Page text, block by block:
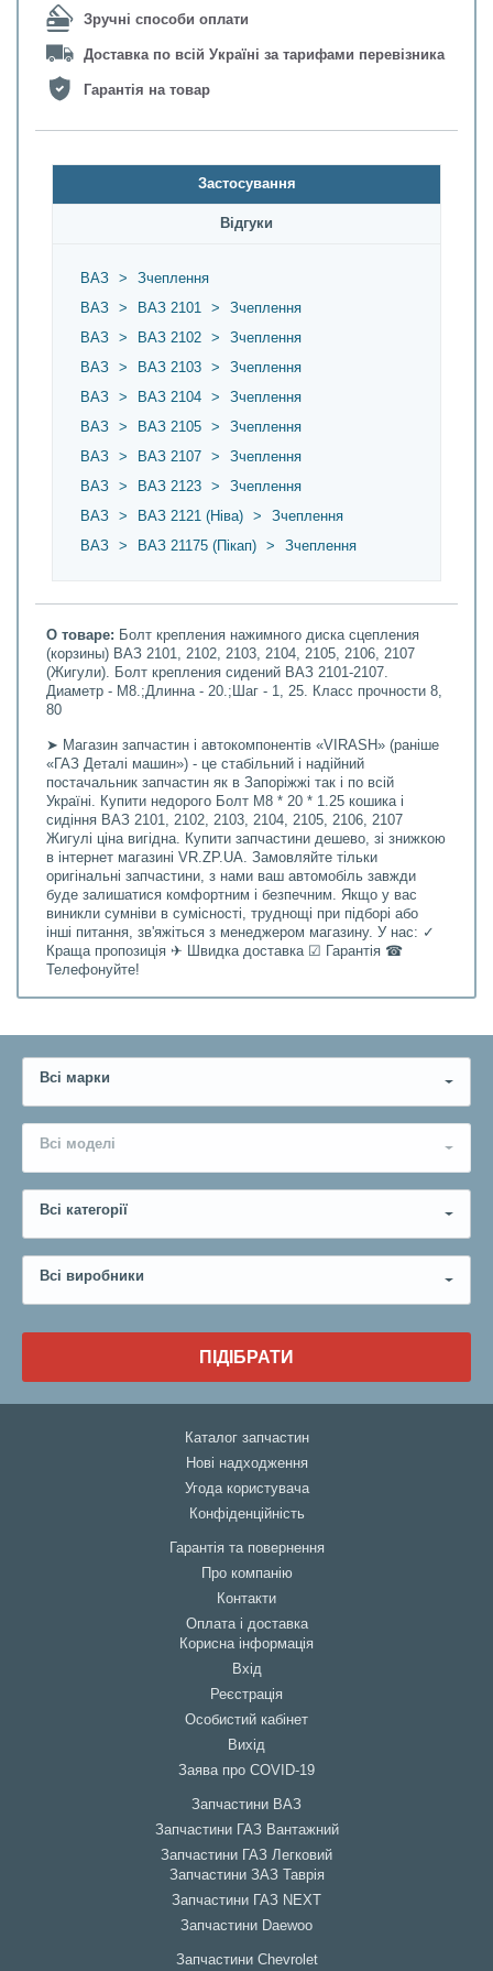
Зручні способи оплати
Доставка по всій Україні за тарифами перевізника
Гарантія на товар
Застосування
Відгуки
ВАЗ >
Зчеплення
ВАЗ
> ВАЗ 2101 >
Зчеплення
ВАЗ
> ВАЗ 2102 >
Зчеплення
ВАЗ
> ВАЗ 2103 >
Зчеплення
ВАЗ
> ВАЗ 2104 >
Зчеплення
ВАЗ
> ВАЗ 2105 >
Зчеплення
ВАЗ
> ВАЗ 2107 >
Зчеплення
ВАЗ
> ВАЗ 2123 >
Зчеплення
ВАЗ
> ВАЗ 2121 (Ніва) >
Зчеплення
ВАЗ
> ВАЗ 21175 (Пікап) > Зчеплення
О товаре: Болт крепления нажимного диска сцепления
(корзины) ВАЗ 2101, 2102, 2103, 2104, 2105, 2106, 2107
(Жигули). Болт крепления сидений ВАЗ 2101-2107.
Диаметр - М8.;Длинна - 20.;Шаг - 1, 25. Класс прочности 8,
80
➤ Магазин запчастин і автокомпонентів «VIRASH» (раніше
«ГАЗ Деталі машин») - це стабільний і надійний
постачальник запчастин як в Запоріжжі так і по всій
Україні. Купити недорого Болт М8 * 20 * 1.25 кошика і
сидіння ВАЗ 2101, 2102, 2103, 2104, 2105, 2106, 2107
Жигулі ціна вигідна. Купити запчастини дешево, зі знижкою
в інтернет магазині VR.ZP.UA. Замовляйте тільки
оригінальні запчастини, з нами ваш автомобіль завжди
буде залишатися комфортним і безпечним. Якщо у вас
виникли сумніви в сумісності, труднощі при підборі або
інші питання, зв'яжіться з менеджером магазину. У нас: ✓
Краща пропозиція ✈ Швидка доставка ☑ Гарантія ☎
Телефонуйте!
Всі марки
Всі моделі
Всі категорії
Всі виробники
ПІДІБРАТИ
Каталог запчастин
Нові надходження
Угода користувача
Конфіденційність
Гарантія та повернення
Про компанію
Контакти
Оплата і доставка
Корисна інформація
Вхід
Реєстрація
Особистий кабінет
Вихід
Заява про COVID-19
Запчастини ВАЗ
Запчастини ГАЗ Вантажний
Запчастини ГАЗ Легковий
Запчастини ЗАЗ Таврія
Запчастини ГАЗ NEXT
Запчастини Daewoo
Запчастини Chevrolet